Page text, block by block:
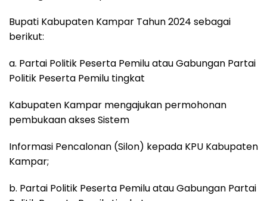
Bupati Kabupaten Kampar Tahun 2024 sebagai
berikut:
a. Partai Politik Peserta Pemilu atau Gabungan Partai
Politik Peserta Pemilu tingkat
Kabupaten Kampar mengajukan permohonan
pembukaan akses Sistem
Informasi Pencalonan (Silon) kepada KPU Kabupaten
Kampar;
b. Partai Politik Peserta Pemilu atau Gabungan Partai